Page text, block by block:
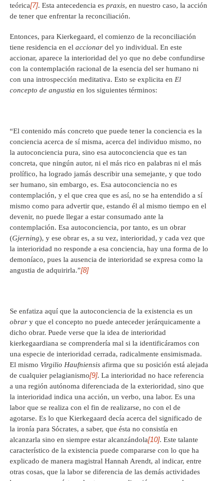
teórica[7]. Esta antecedencia es praxis, en nuestro caso, la acción
de tener que enfrentar la reconciliación.
Entonces, para Kierkegaard, el comienzo de la reconciliación
tiene residencia en el accionar del yo individual. En este
accionar, aparece la interioridad del yo que no debe confundirse
con la contemplación racional de la esencia del ser humano ni
con una introspección meditativa. Esto se explicita en El
concepto de angustia en los siguientes términos:
“El contenido más concreto que puede tener la conciencia es la
conciencia acerca de sí misma, acerca del individuo mismo, no
la autoconciencia pura, sino esa autoconciencia que es tan
concreta, que ningún autor, ni el más rico en palabras ni el más
prolífico, ha logrado jamás describir una semejante, y que todo
ser humano, sin embargo, es. Esa autoconciencia no es
contemplación, y el que crea que es así, no se ha entendido a sí
mismo como para advertir que, estando él al mismo tiempo en el
devenir, no puede llegar a estar consumado ante la
contemplación. Esa autoconciencia, por tanto, es un obrar
(Gjerning), y ese obrar es, a su vez, interioridad, y cada vez que
la interioridad no responde a esa conciencia, hay una forma de lo
demoníaco, pues la ausencia de interioridad se expresa como la
angustia de adquirirla.”[8]
Se enfatiza aquí que la autoconciencia de la existencia es un
obrar y que el concepto no puede anteceder jerárquicamente a
dicho obrar. Puede verse que la idea de interioridad
kierkegaardiana se comprendería mal si la identificáramos con
una especie de interioridad cerrada, radicalmente ensimismada.
El mismo Virgilio Haufniensis afirma que su posición está alejada
de cualquier pelagianismo[9]. La interioridad no hace referencia
a una región autónoma diferenciada de la exterioridad, sino que
la interioridad indica una acción, un verbo, una labor. Es una
labor que se realiza con el fin de realizarse, no con el de
agotarse. Es lo que Kierkegaard decía acerca del significado de
la ironía para Sócrates, a saber, que ésta no consistía en
alcanzarla sino en siempre estar alcanzándola[10]. Este talante
característico de la existencia puede compararse con lo que ha
explicado de manera magistral Hannah Arendt, al indicar, entre
otras cosas, que la labor se diferencia de las demás actividades